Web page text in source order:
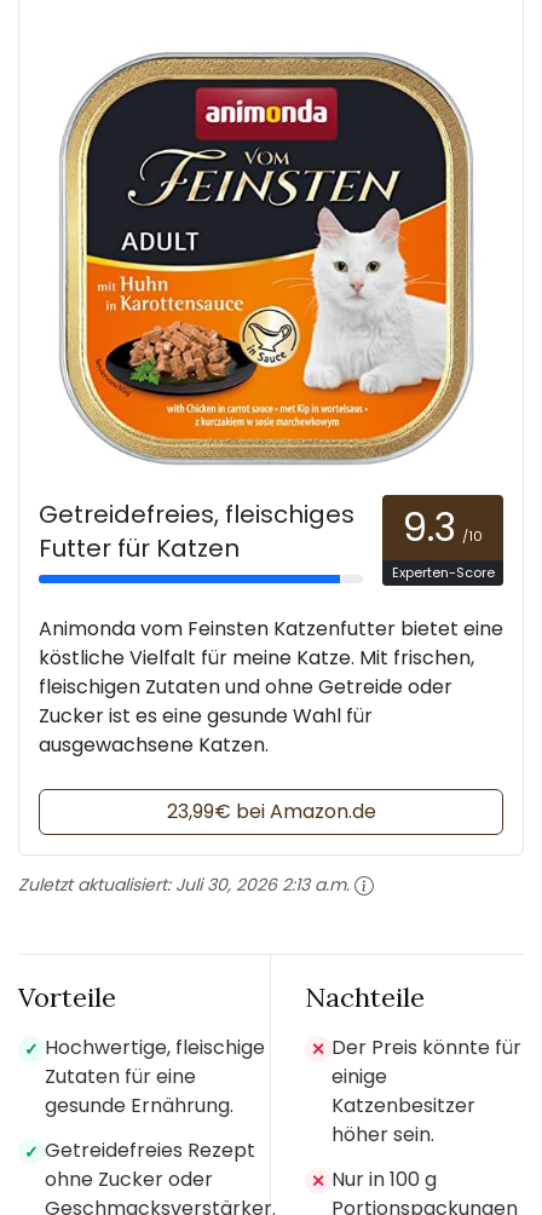
Getreidefreies, fleischiges
Futter für Katzen
9.3 /10
Experten-Score
Animonda vom Feinsten Katzenfutter bietet eine
köstliche Vielfalt für meine Katze. Mit frischen,
fleischigen Zutaten und ohne Getreide oder
Zucker ist es eine gesunde Wahl für
ausgewachsene Katzen.
23,99€ bei Amazon.de
Zuletzt aktualisiert: Juli 30, 2026 2:13 a.m.
Vorteile
✓ Hochwertige, fleischige
Zutaten für eine
gesunde Ernährung.
✓ Getreidefreies Rezept
ohne Zucker oder
Geschmacksverstärker.
Nachteile
✕ Der Preis könnte für
einige
Katzenbesitzer
höher sein.
✕ Nur in 100 g
Portionspackungen